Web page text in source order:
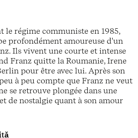
le régime communiste en 1985,
profondément amoureuse d'un
Ils vivent une courte et intense
Franz quitte la Roumanie, Irene
pour être avec lui. Après son
à peu compte que Franz ne veut
se retrouve plongée dans une
de nostalgie quant à son amour